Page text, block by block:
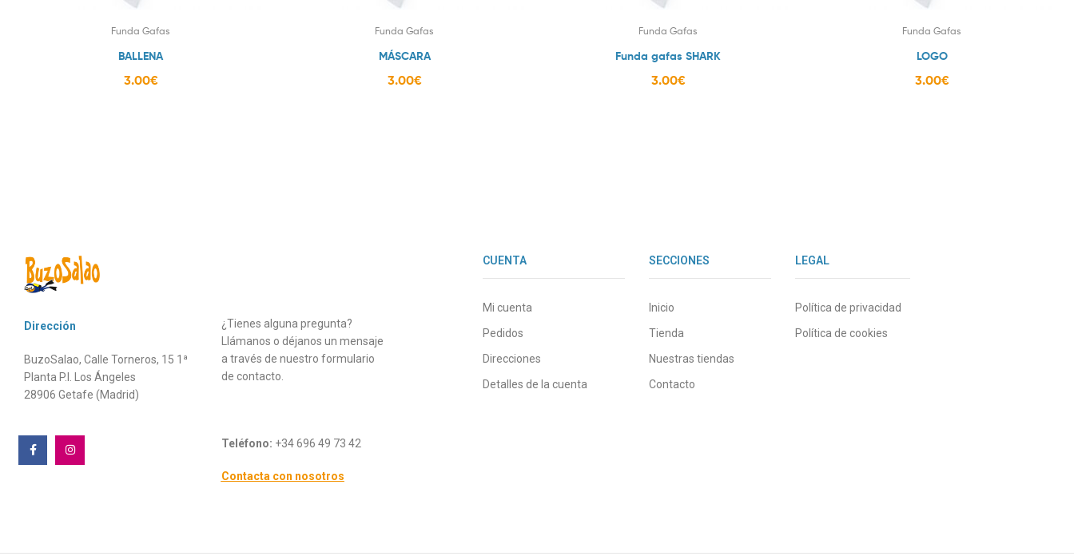
Funda Gafas
BALLENA
3.00€
Funda Gafas
MÁSCARA
3.00€
Funda Gafas
Funda gafas SHARK
3.00€
Funda Gafas
LOGO
3.00€
Dirección
BuzoSalao, Calle Torneros, 15 1ª
Planta P.I. Los Ángeles
28906 Getafe (Madrid)
¿Tienes alguna pregunta?
Llámanos o déjanos un mensaje
a través de nuestro formulario
de contacto.
Teléfono: +34 696 49 73 42
Contacta con nosotros
CUENTA
Mi cuenta
Pedidos
Direcciones
Detalles de la cuenta
SECCIONES
Inicio
Tienda
Nuestras tiendas
Contacto
LEGAL
Política de privacidad
Política de cookies